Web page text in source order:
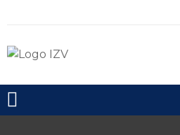
Toggle mobile